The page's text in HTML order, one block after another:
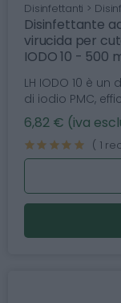
Disinfettanti >
Disinfettante
virucida per
IODO 10 - 500
LH IODO 10 è
di iodio PMC,
6,82 € (iva
( 1